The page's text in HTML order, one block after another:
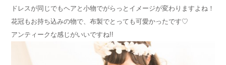
ドレスが同じでもヘアと小物でがらっとイメージが変わりますよね！
花冠もお持ち込みの物で、布製でとっても可愛かったです♡
アンティークな感じがいいですね!!